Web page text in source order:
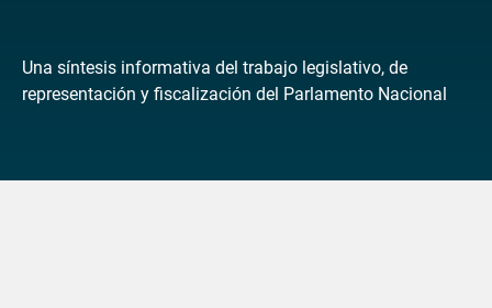
Una síntesis informativa del trabajo legislativo, de
representación y fiscalización del Parlamento Nacional